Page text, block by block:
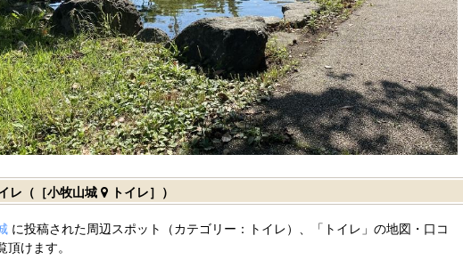
レ（［小牧山城 トイレ］）
に投稿された周辺スポット（カテゴリー：トイレ）、「トイレ」の地図・口コ
頂けます。